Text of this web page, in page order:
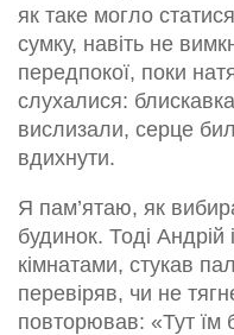
як таке могло
сумку, навіть не
передпокої, поки
слухалися:
вислизали, серце
вдихнути.
Я пам’ятаю, як
будинок. Тоді
кімнатами, стукав
перевіряв, чи не
повторював: «Тут їм